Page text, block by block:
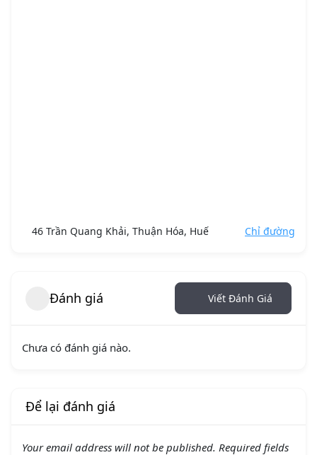
46 Trần Quang Khải, Thuận Hóa, Huế Chỉ đường
Đánh giá Viết Đánh Giá
Chưa có đánh giá nào.
Để lại đánh giá
Your email address will not be published. Required fields